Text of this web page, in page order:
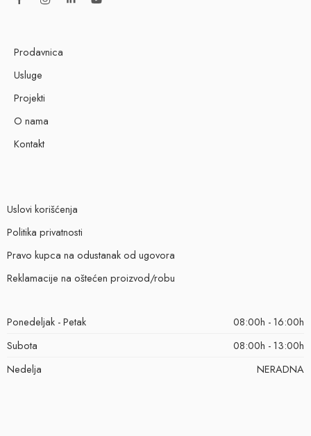
Prodavnica
Usluge
Projekti
O nama
Kontakt
Uslovi korišćenja
Politika privatnosti
Pravo kupca na odustanak od ugovora
Reklamacije na oštećen proizvod/robu
Ponedeljak - Petak
08:00h - 16:00h
Subota
08:00h - 13:00h
Nedelja
NERADNA